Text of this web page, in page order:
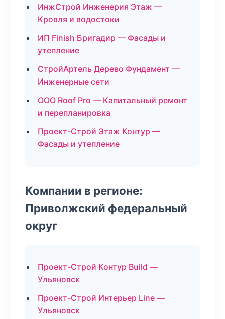
ИнжСтрой Инженерия Этаж —
Кровля и водостоки
ИП Finish Бригадир — Фасады и
утепление
СтройАртель Дерево Фундамент —
Инженерные сети
ООО Roof Pro — Капитальный ремонт
и перепланировка
Проект-Строй Этаж Контур —
Фасады и утепление
Компании в регионе:
Приволжский федеральный
округ
Проект-Строй Контур Build —
Ульяновск
Проект-Строй Интерьер Line —
Ульяновск